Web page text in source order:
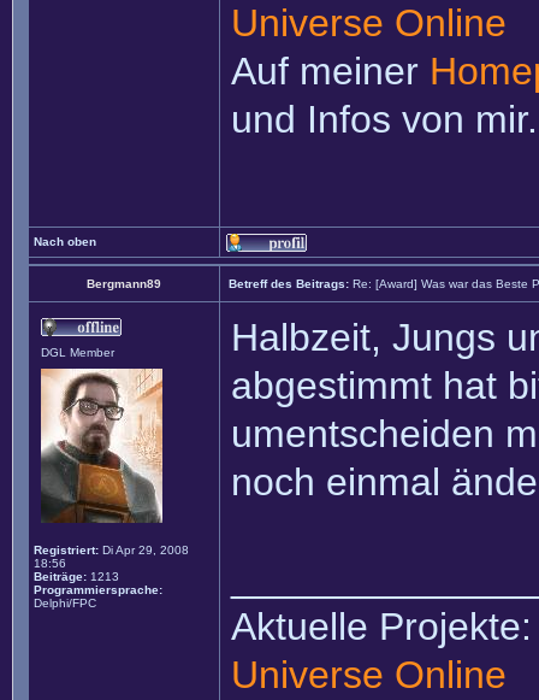
Universe Online
Auf meiner
und Infos von mir.
Nach oben
Bergmann89 Betreff des Beitrags: Re: [Award] Was war das Beste
DGL Member
Registriert: Di Apr 29, 2008
18:56
Beiträge: 1213
Programmiersprache:
Delphi/FPC
Halbzeit, Jungs
abgestimmt hat
umentscheiden
noch einmal
Aktuelle
Universe Online